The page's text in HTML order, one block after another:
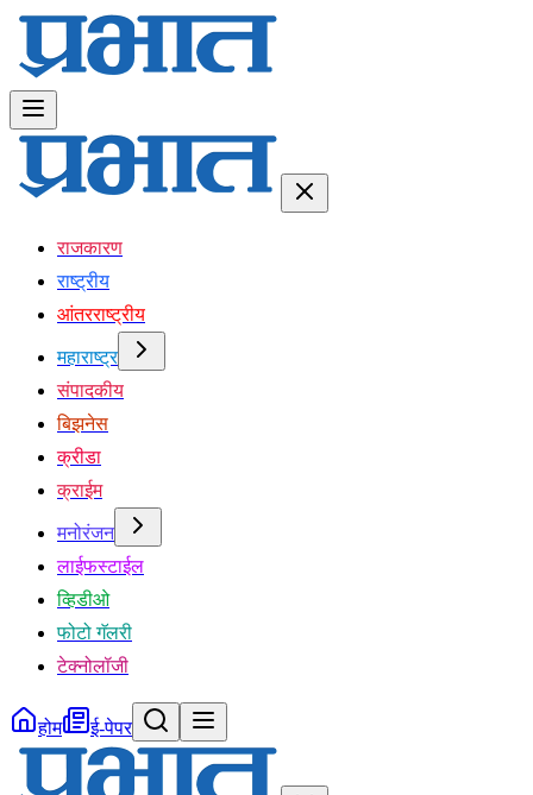
राजकारण
राष्ट्रीय
आंतरराष्ट्रीय
महाराष्ट्र
संपादकीय
बिझनेस
क्रीडा
क्राईम
मनोरंजन
लाईफस्टाईल
व्हिडीओ
फोटो गॅलरी
टेक्नोलॉजी
होम ई-पेपर